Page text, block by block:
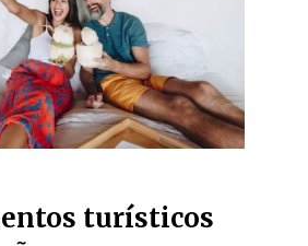
turísticos